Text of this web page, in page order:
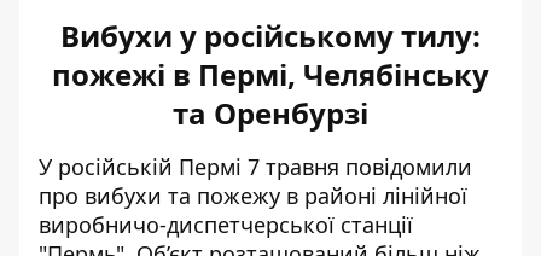
Вибухи у російському тилу:
пожежі в Пермі, Челябінську
та Оренбурзі
У російській Пермі 7 травня повідомили
про вибухи та пожежу в районі лінійної
виробничо-диспетчерської станції